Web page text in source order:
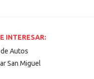
INTERESAR:
Autos
San Miguel